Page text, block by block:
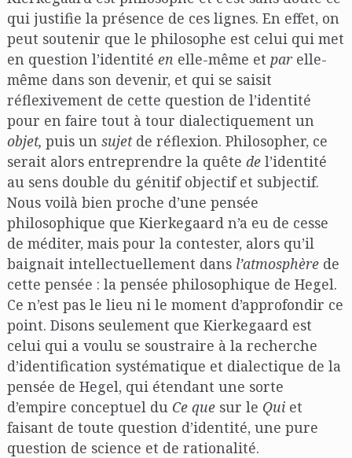
qui justifie la présence de ces lignes. En effet, on
peut soutenir que le philosophe est celui qui met
en question l’identité en elle-même et par elle-
même dans son devenir, et qui se saisit
réflexivement de cette question de l’identité
pour en faire tout à tour dialectiquement un
objet, puis un sujet de réflexion. Philosopher, ce
serait alors entreprendre la quête de l’identité
au sens double du génitif objectif et subjectif.
Nous voilà bien proche d’une pensée
philosophique que Kierkegaard n’a eu de cesse
de méditer, mais pour la contester, alors qu’il
baignait intellectuellement dans l’atmosphèrede
cette pensée : la pensée philosophique de Hegel.
Ce n’est pas le lieu ni le moment d’approfondir ce
point. Disons seulement que Kierkegaard est
celui qui a voulu se soustraire à la recherche
d’identification systématique et dialectique de la
pensée de Hegel, qui étendant une sorte
d’empire conceptuel du Ce que sur le Qui et
faisant de toute question d’identité, une pure
question de science et de rationalité.